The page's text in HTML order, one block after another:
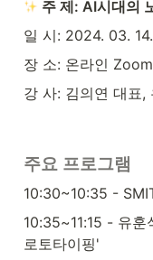
주 제: AI시대의
일 시: 2024. 03.
장 소: 온라인
강 사: 김의연 대표,
주요 프로그램
10:30~10:35 -
10:35~11:15 - 유
로토타이핑'